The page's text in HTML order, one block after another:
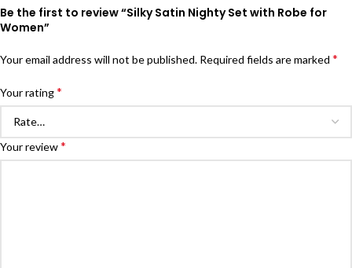
Be the first to review “Silky Satin Nighty Set with Robe for
Women”
Your email address will not be published. Required fields are marked *
Your rating*
Your review*